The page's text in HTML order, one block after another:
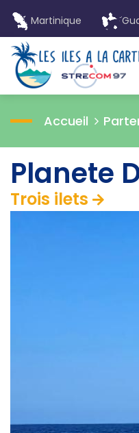
Martinique
Accueil
Planete
Trois ilets